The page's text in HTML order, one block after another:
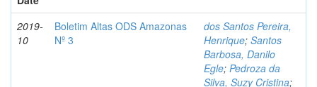
2019-
10
Boletim Altas ODS Amazonas
Nº 3
dos Santos Pereira,
Henrique; Santos
Barbosa, Danilo
Egle; Pedroza da
Silva, Suzy Cristina;